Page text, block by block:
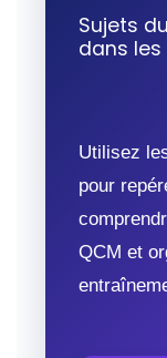
Sujets
dans les
Utilisez
pour
QCM et